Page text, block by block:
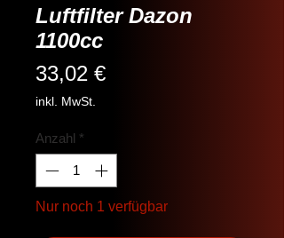
Luftfilter Dazon
1100cc
33,02 €Preis
inkl. MwSt.
Anzahl *
Nur noch 1 verfügbar